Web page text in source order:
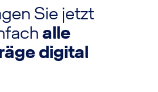
Sie jetzt
alle
digital